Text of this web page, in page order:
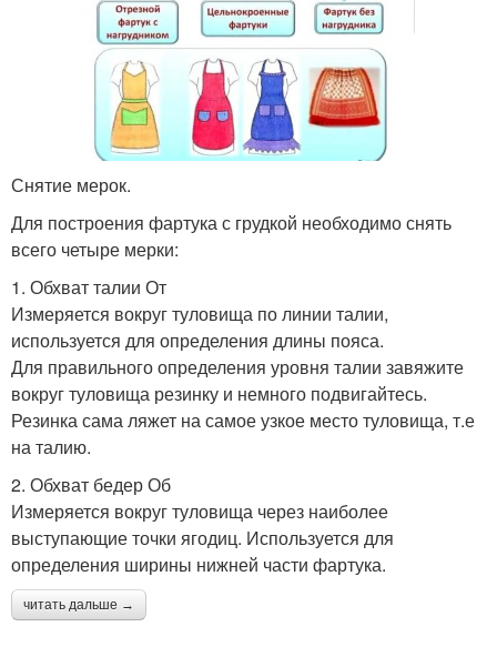
Снятие мерок.
Для построения фартука с грудкой необходимо снять
всего четыре мерки:
1. Обхват талии От
Измеряется вокруг туловища по линии талии,
используется для определения длины пояса.
Для правильного определения уровня талии завяжите
вокруг туловища резинку и немного подвигайтесь.
Резинка сама ляжет на самое узкое место туловища, т.е
на талию.
2. Обхват бедер Об
Измеряется вокруг туловища через наиболее
выступающие точки ягодиц. Используется для
определения ширины нижней части фартука.
читать дальше →